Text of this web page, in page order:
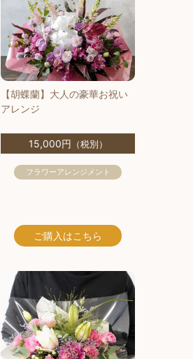
【胡蝶蘭】大人の豪華お祝い
アレンジ
15,000円 （税別）
フラワーアレンジメント
ご購入 はこちら